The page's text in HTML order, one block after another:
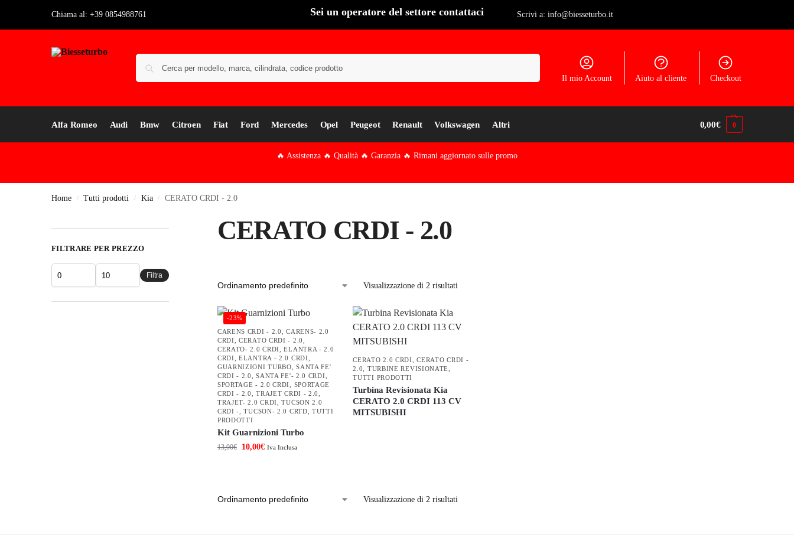
Chiama al: +39 0854988761 Sei un operatore del settore contattaci Scrivi a: info@biesseturbo.it
Il mio Account Aiuto al cliente Checkout
Alfa Romeo Audi Bmw Citroen Fiat Ford Mercedes Opel Peugeot Renault Volkswagen Altri 0,00€ 0
🔥 Assistenza 🔥 Qualità 🔥 Garanzia 🔥 Rimani aggiornato sulle promo
Home / Tutti prodotti / Kia / CERATO CRDI - 2.0
CERATO CRDI - 2.0
Visualizzazione di 2 risultati
-23%
CARENS CRDI - 2.0
,CARENS- 2.0
CRDI
,CERATO CRDI - 2.0
CERATO- 2.0 CRDI
,ELANTRA - 2.0
CRDI
,ELANTRA - 2.0 CRDI
GUARNIZIONI TURBO ,SANTA FE'
CRDI - 2.0
,SANTA FE'- 2.0 CRDI
SPORTAGE - 2.0 CRDI
SPORTAGE
CRDI - 2.0
,TRAJET CRDI - 2.0
TRAJET- 2.0 CRDI
,TUCSON 2.0
CRDI - ,TUCSON- 2.0 CRTD ,TUTTI
PRODOTTI
Kit Guarnizioni Turbo
13,00€ 10,00€ Iva Inclusa
CERATO 2.0 CRDI ,CERATO CRDI -
2.0
TURBINE REVISIONATE
TUTTI PRODOTTI
Turbina Revisionata Kia
CERATO 2.0 CRDI 113 CV
MITSUBISHI
Visualizzazione di 2 risultati
FILTRARE PER PREZZO
Filtra